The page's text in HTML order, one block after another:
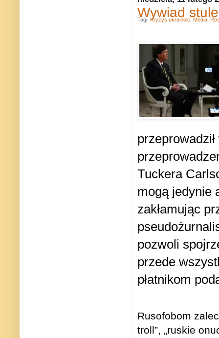
Wywiad
Tuckera
mogą jedynie
zakłamując
pozwoli
przede
płatnikom
Rusofobom
troll”, „ruskie
Tagi: Kryzys ukraiński Media